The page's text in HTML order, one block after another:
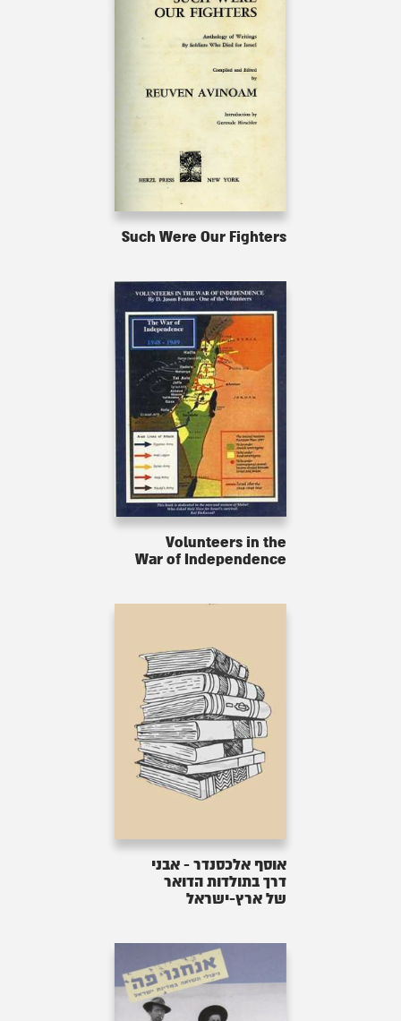
Such Were Our Fighters
Volunteers in the
War of Independence
אוסף אלכסנדר - אבני
דרך בתולדות הדואר
של ארץ-ישראל